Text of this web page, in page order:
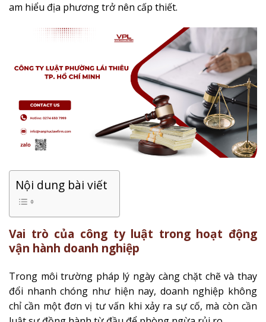
am hiểu địa phương trở nên cấp thiết.
Nội dung bài viết
Vai trò của công ty luật trong hoạt động
vận hành doanh nghiệp
Trong môi trường pháp lý ngày càng chặt chẽ và thay
đổi nhanh chóng như hiện nay, doanh nghiệp không
chỉ cần một đơn vị tư vấn khi xảy ra sự cố, mà còn cần